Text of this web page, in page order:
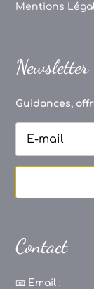
Mentions
Newsletter
Guidances,
Contact
📧 Email :